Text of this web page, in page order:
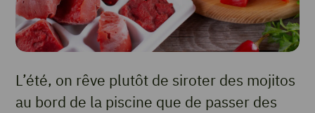
L’été, on rêve plutôt de siroter des mojitos
au bord de la piscine que de passer des